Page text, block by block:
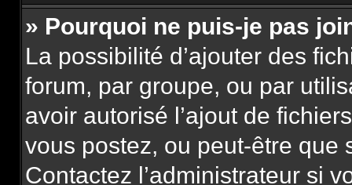
» Pourquoi ne puis-je pas
La possibilité d’ajouter des
forum, par groupe, ou par
avoir autorisé l’ajout de
vous postez, ou peut-être que
Contactez l’administrateur si